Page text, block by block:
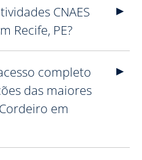
CNAES
Recife, PE?
completo
das maiores
em